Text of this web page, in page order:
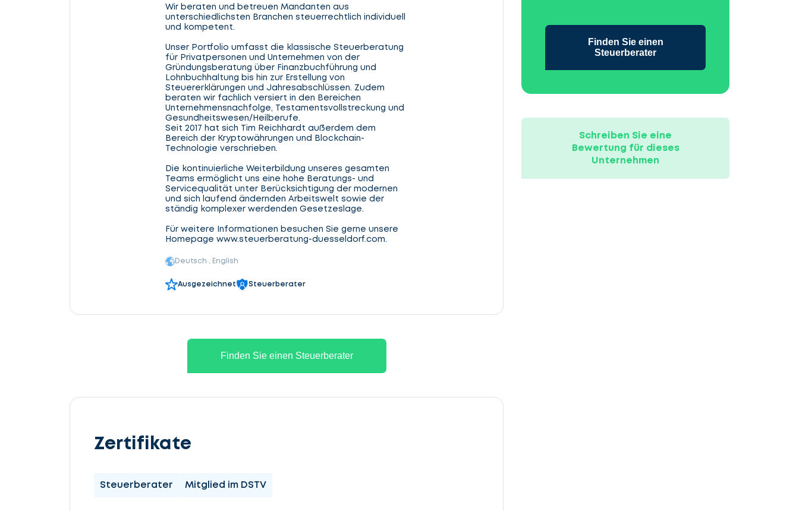
Wir beraten und betreuen Mandanten aus
unterschiedlichsten Branchen steuerrechtlich individuell
und kompetent.
Unser Portfolio umfasst die klassische Steuerberatung
für Privatpersonen und Unternehmen von der
Gründungsberatung über Finanzbuchführung und
Lohnbuchhaltung bis hin zur Erstellung von
Steuererklärungen und Jahresabschlüssen. Zudem
beraten wir fachlich versiert in den Bereichen
Unternehmensnachfolge, Testamentsvollstreckung und
Gesundheitswesen/Heilberufe.
Seit 2017 hat sich Tim Reichhardt außerdem dem
Bereich der Kryptowährungen und Blockchain-
Technologie verschrieben.
Die kontinuierliche Weiterbildung unseres gesamten
Teams ermöglicht uns eine hohe Beratungs- und
Servicequalität unter Berücksichtigung der modernen
und sich laufend ändernden Arbeitswelt sowie der
ständig komplexer werdenden Gesetzeslage.
Für weitere Informationen besuchen Sie gerne unsere
Homepage www.steuerberatung-duesseldorf.com.
Deutsch , English
Ausgezeichnet Steuerberater
Finden Sie einen Steuerberater
Zertifikate
Steuerberater Mitglied im DSTV
Finden Sie einen
Steuerberater
Schreiben Sie eine
Bewertung für dieses
Unternehmen